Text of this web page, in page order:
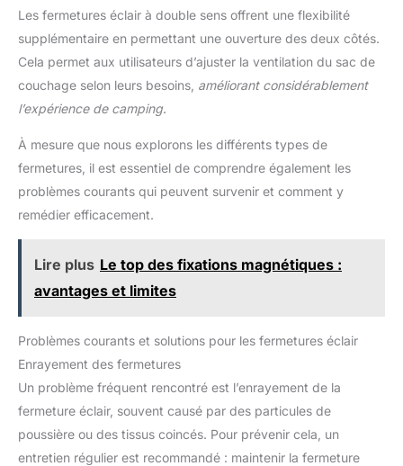
Les fermetures éclair à double sens offrent une flexibilité
supplémentaire en permettant une ouverture des deux côtés.
Cela permet aux utilisateurs d’ajuster la ventilation du sac de
couchage selon leurs besoins, améliorant considérablement
l’expérience de camping.
À mesure que nous explorons les différents types de
fermetures, il est essentiel de comprendre également les
problèmes courants qui peuvent survenir et comment y
remédier efficacement.
Lire plus Le top des fixations magnétiques :
avantages et limites
Problèmes courants et solutions pour les fermetures éclair
Enrayement des fermetures
Un problème fréquent rencontré est l’enrayement de la
fermeture éclair, souvent causé par des particules de
poussière ou des tissus coincés. Pour prévenir cela, un
entretien régulier est recommandé : maintenir la fermeture